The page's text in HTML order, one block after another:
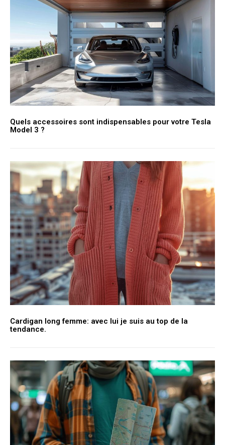
Quels accessoires sont indispensables pour votre Tesla
Model 3 ?
Cardigan long femme: avec lui je suis au top de la
tendance.